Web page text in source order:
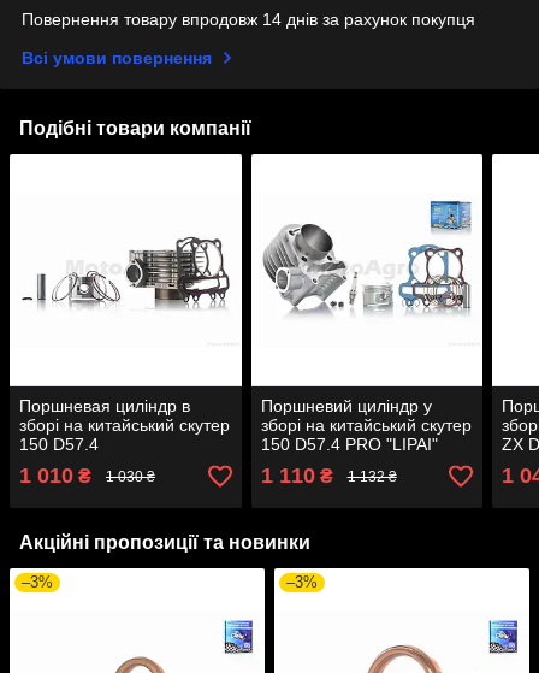
Повернення товару впродовж 14 днів за рахунок покупця
Всі умови повернення
Подібні товари компанії
Поршневая циліндр в
зборі на китайський скутер
150 D57.4
1 010 ₴ 1 030 ₴
Поршневий циліндр у
зборі на китайський скутер
150 D57.4 PRO "LIPAI"
1 110₴ 1 132 ₴
ZX
1
Акційні пропозиції та новинки
–3% –3%